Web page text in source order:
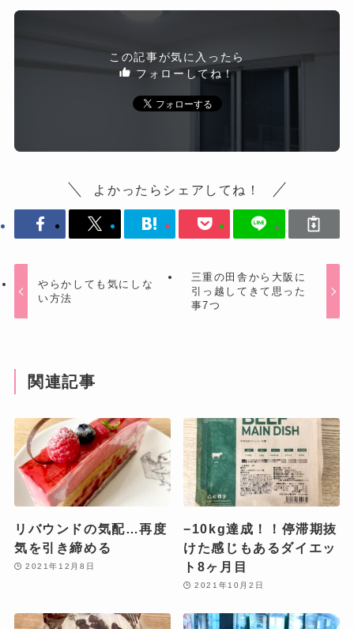
この記事が気に入ったら
フォローしてね！
よかったらシェアしてね！
やらかしても気にしな
い方法
三重の田舎から大阪に
引っ越してきて思った
事7つ
関連記事
リバウンドの気配…再度
気を引き締める
2021年12月8日
−10kg達成！！停滞期抜
けた感じもあるダイエッ
ト8ヶ月目
2021年10月2日